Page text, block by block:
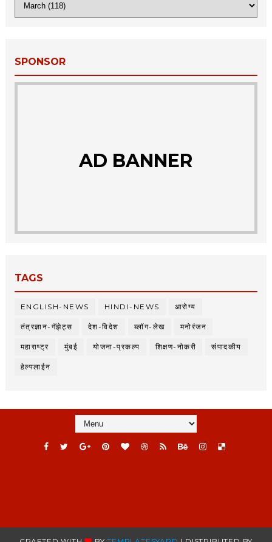
SPONSOR
AD BANNER
TAGS
ENGLISH-NEWS HINDI-NEWS आरोग्य
तंत्रज्ञान-गॅझेट्स देश-विदेश ब्लॉग-लेख मनोरंजन
महाराष्ट्र मुंबई योजना-प्रकल्प शिक्षण-नोकरी संपादकीय
हेल्पलाईन